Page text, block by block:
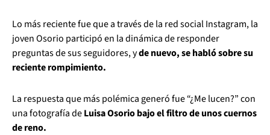
Lo más reciente fue que a través de la red social Instagram, la
joven Osorio participó en la dinámica de responder
preguntas de sus seguidores, yde nuevo, se habló sobre su
reciente rompimiento.
La respuesta que más polémica generó fue “¿Me lucen?” con
una fotografía deLuisa Osorio bajo el filtro de unos cuernos
de reno.